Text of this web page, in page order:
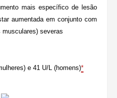
mais específico de lesão
aumentada em conjunto com
severas
e 41 U/L (homens)*